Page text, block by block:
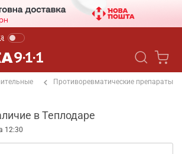
Противоревматические препараты
в Теплодаре
12:30